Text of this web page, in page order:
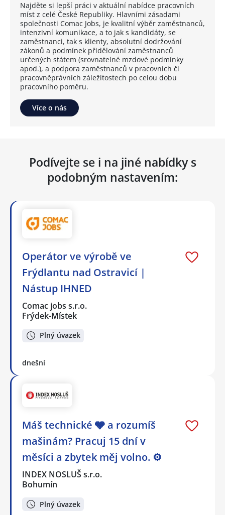
Najděte si lepší práci v aktuální nabídce pracovních
míst z celé České Republiky. Hlavními zásadami
společnosti Comac Jobs, je kvalitní výběr zaměstnanců,
intenzivní komunikace, a to jak s kandidáty, se
zaměstnanci, tak s klienty, absolutní dodržování
zákonů a podmínek přidělování zaměstnanců
určených státem (srovnatelné mzdové podmínky
apod.), a podpora zaměstnanců v pracovních či
pracovněprávních záležitostech po celou dobu
pracovního poměru.
Více o nás
Podívejte se i na jiné nabídky s
podobným nastavením:
Operátor ve výrobě ve
Frýdlantu nad Ostravicí |
Nástup IHNED
Comac jobs s.r.o.
Frýdek-Místek
Plný úvazek
dnešní
Máš technické 🩶 a rozumíš
mašinám? Pracuj 15 dní v
měsíci a zbytek měj volno. ⚙
INDEX NOSLUŠ s.r.o.
Bohumín
Plný úvazek